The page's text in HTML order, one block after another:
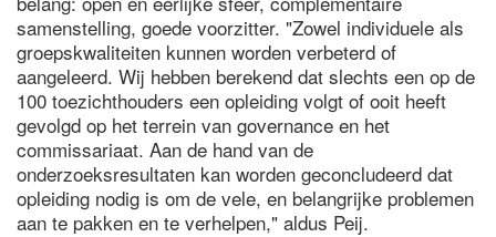
samenstelling, goede voorzitter. "Zowel individuele als
groepskwaliteiten kunnen worden verbeterd of
aangeleerd. Wij hebben berekend dat slechts een op de
100 toezichthouders een opleiding volgt of ooit heeft
gevolgd op het terrein van governance en het
commissariaat. Aan de hand van de
onderzoeksresultaten kan worden geconcludeerd dat
opleiding nodig is om de vele, en belangrijke problemen
aan te pakken en te verhelpen," aldus Peij.